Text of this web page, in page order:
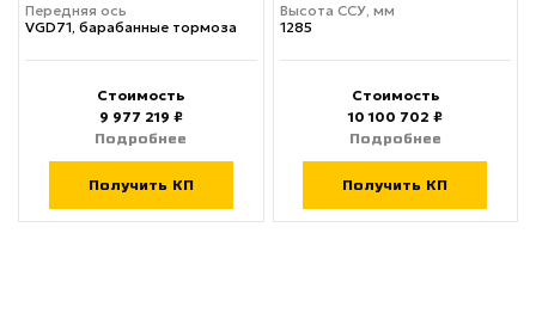
Передняя ось
VGD71, барабанные тормоза
Стоимость
9 977 219 ₽
Подробнее
Получить КП
Высота ССУ, мм
1285
Стоимость
10 100 702 ₽
Подробнее
Получить КП